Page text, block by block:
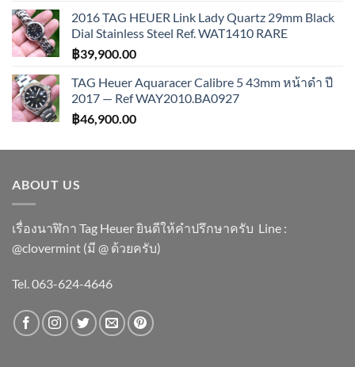
2016 TAG HEUER Link Lady Quartz 29mm Black
Dial Stainless Steel Ref. WAT1410 RARE
฿39,900.00
TAG Heuer Aquaracer Calibre 5 43mm หน้าดำ ปี
2017 — Ref WAY2010.BA0927
฿46,900.00
ABOUT US
เรื่องนาฬิกา Tag Heuer ยินดีให้คำปรึกษาครับ ​Line :
@clovermint (มี @ ด้วยครับ)
Tel. 063-624-4646